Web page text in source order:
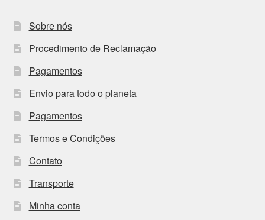
Sobre nós
Procedimento de Reclamação
Pagamentos
Envio para todo o planeta
Pagamentos
Termos e Condições
Contato
Transporte
Minha conta